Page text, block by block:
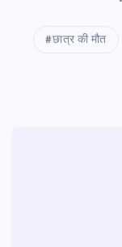
छात्र की मौत